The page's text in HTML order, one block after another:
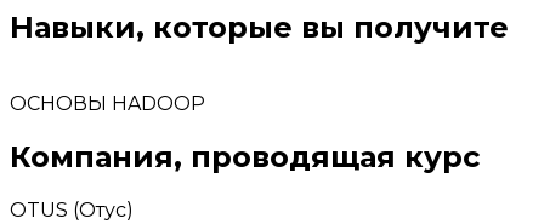
Навыки, которые вы получите
ОСНОВЫ HADOOP
Компания, проводящая курс
OTUS (Отус)